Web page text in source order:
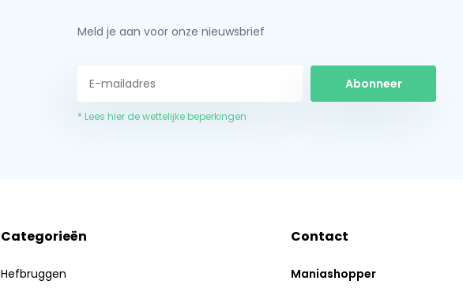
Meld je aan voor onze nieuwsbrief
Abonneer
* Lees hier de wettelijke beperkingen
Categorieën
Hefbruggen
Contact
Maniashopper